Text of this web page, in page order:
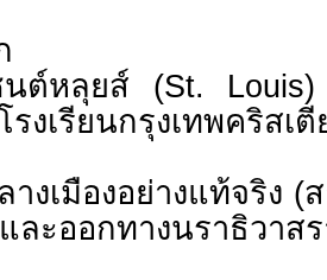
ต์หลุยส์ (St. Louis)
งเรียนกรุงเทพคริสเ
างเมืองอย่างแท้จริง (
ละออกทางนราธิวาส